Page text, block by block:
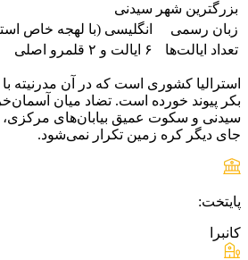
بزرگترین شهر سیدنی
زبان رسمی
انگلیسی (با لهجه خاص
تعداد ایالت‌ها
۶ ایالت و ۲ قلمرو اصلی
استرالیا کشوری است که در آن
بکر پیوند خورده است. تضاد میان
سیدنی و سکوت عمیق بیابان‌های
جای دیگر کره زمین تکرار نمی‌شود.
پایتخت:
کانبرا